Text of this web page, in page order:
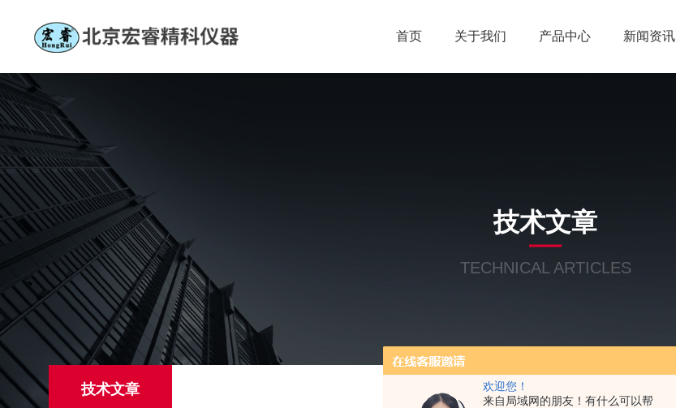
欢迎您！
来自局域网的朋友！有什么可以帮
首页 关于我们 产品中心 新闻资讯
技术文章
TECHNICAL ARTICLES
技术文章